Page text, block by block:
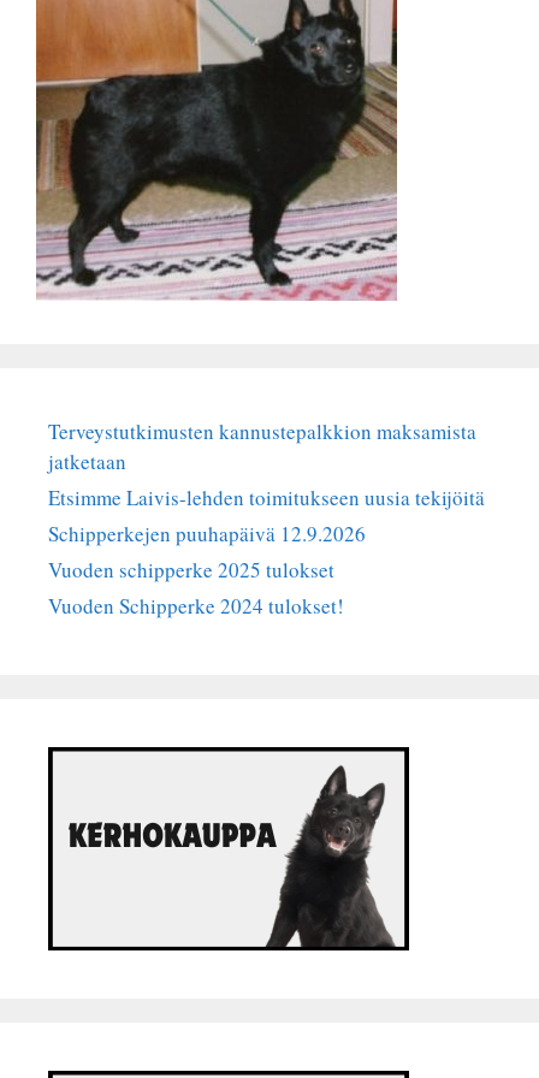
Terveystutkimusten kannustepalkkion maksamista
jatketaan
Etsimme Laivis-lehden toimitukseen uusia tekijöitä
Schipperkejen puuhapäivä 12.9.2026
Vuoden schipperke 2025 tulokset
Vuoden Schipperke 2024 tulokset!